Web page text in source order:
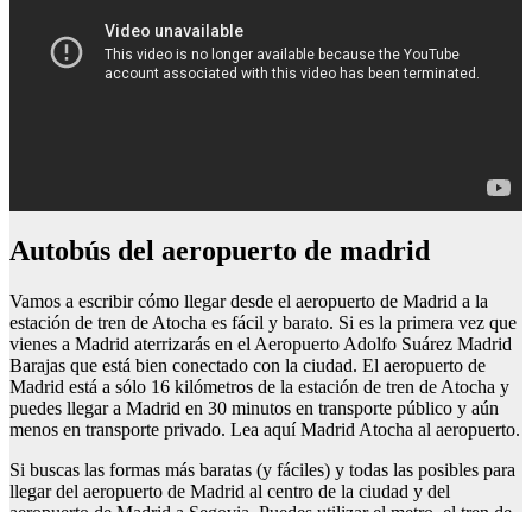
Autobús del aeropuerto de madrid
Vamos a escribir cómo llegar desde el aeropuerto de Madrid a la
estación de tren de Atocha es fácil y barato. Si es la primera vez que
vienes a Madrid aterrizarás en el Aeropuerto Adolfo Suárez Madrid
Barajas que está bien conectado con la ciudad. El aeropuerto de
Madrid está a sólo 16 kilómetros de la estación de tren de Atocha y
puedes llegar a Madrid en 30 minutos en transporte público y aún
menos en transporte privado. Lea aquí Madrid Atocha al aeropuerto.
Si buscas las formas más baratas (y fáciles) y todas las posibles para
llegar del aeropuerto de Madrid al centro de la ciudad y del